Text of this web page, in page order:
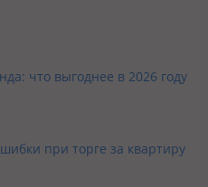
что выгоднее в 2026 году
при торге за квартиру